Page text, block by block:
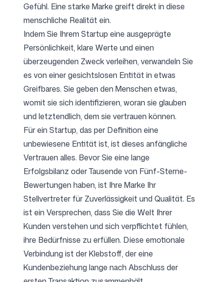
Gefühl. Eine starke Marke greift direkt in diese
menschliche Realität ein.
Indem Sie Ihrem Startup eine ausgeprägte
Persönlichkeit, klare Werte und einen
überzeugenden Zweck verleihen, verwandeln Sie
es von einer gesichtslosen Entität in etwas
Greifbares. Sie geben den Menschen etwas,
womit sie sich identifizieren, woran sie glauben
und letztendlich, dem sie vertrauen können.
Für ein Startup, das per Definition eine
unbewiesene Entität ist, ist dieses anfängliche
Vertrauen alles. Bevor Sie eine lange
Erfolgsbilanz oder Tausende von Fünf-Sterne-
Bewertungen haben, ist Ihre Marke Ihr
Stellvertreter für Zuverlässigkeit und Qualität. Es
ist ein Versprechen, dass Sie die Welt Ihrer
Kunden verstehen und sich verpflichtet fühlen,
ihre Bedürfnisse zu erfüllen. Diese emotionale
Verbindung ist der Klebstoff, der eine
Kundenbeziehung lange nach Abschluss der